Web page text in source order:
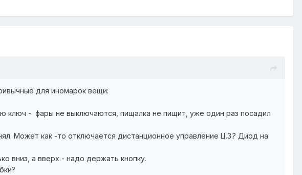
для иномарок вещи:
ключ - фары не выключаются, пищалка не пищит, уже один раз посадил
Может как -то отключается дистанционное управление Ц.З.? Диод на
вниз, а вверх - надо держать кнопку.